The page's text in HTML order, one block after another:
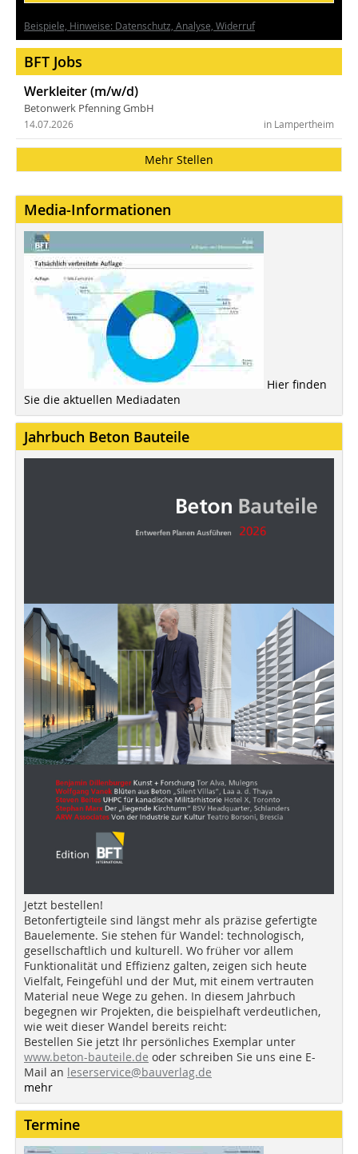
Beispiele, Hinweise: Datenschutz, Analyse, Widerruf
BFT Jobs
Werkleiter (m/w/d)
Betonwerk Pfenning GmbH
in Lampertheim
14.07.2026
Mehr Stellen
Media-Informationen
Hier finden
Sie die aktuellen Mediadaten
Jahrbuch Beton Bauteile
Jetzt bestellen!
Betonfertigteile sind längst mehr als präzise gefertigte
Bauelemente. Sie stehen für Wandel: technologisch,
gesellschaftlich und kulturell. Wo früher vor allem
Funktionalität und Effizienz galten, zeigen sich heute
Vielfalt, Feingefühl und der Mut, mit einem vertrauten
Material neue Wege zu gehen. In diesem Jahrbuch
begegnen wir Projekten, die beispielhaft verdeutlichen,
wie weit dieser Wandel bereits reicht:
Bestellen Sie jetzt Ihr persönliches Exemplar unter
www.beton-bauteile.de oder schreiben Sie uns eine E-
Mail an leserservice@bauverlag.de
mehr
Termine